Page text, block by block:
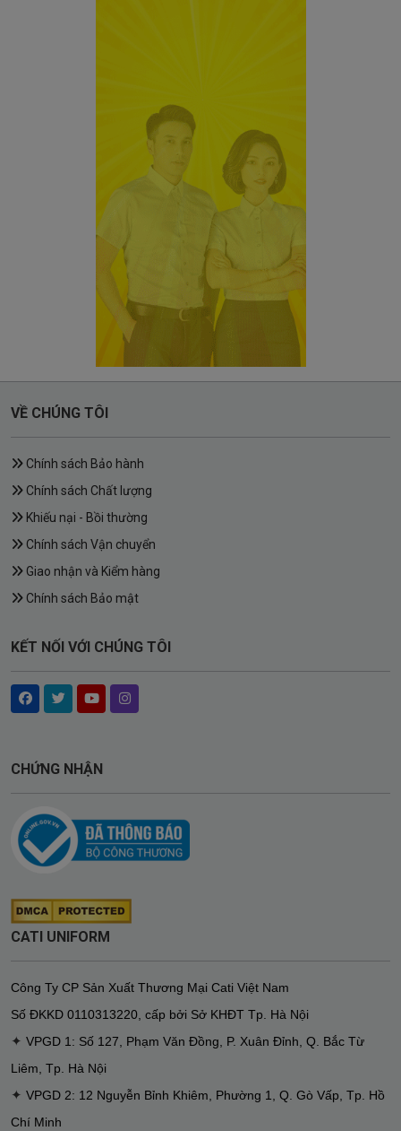
VỀ CHÚNG TÔI
Chính sách Bảo hành
Chính sách Chất lượng
Khiếu nại - Bồi thường
Chính sách Vận chuyển
Giao nhận và Kiểm hàng
Chính sách Bảo mật
KẾT NỐI VỚI CHÚNG TÔI
CHỨNG NHẬN
CATI UNIFORM
Công Ty CP Sản Xuất Thương Mại Cati Việt Nam
Số ĐKKD 0110313220 cấp bởi Sở KHĐT Tp. Hà Nội
✦ VPGD 1: Số 127, Phạm Văn Đồng, P. Xuân Đỉnh, Q. Bắc Từ
Liêm, Tp. Hà Nội
✦ VPGD 2: 12 Nguyễn Bỉnh Khiêm, Phường 1, Q. Gò Vấp, Tp. Hồ
Chí Minh